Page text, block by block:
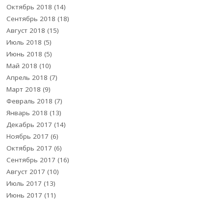
Октябрь 2018 (14)
Сентябрь 2018 (18)
Август 2018 (15)
Июль 2018 (5)
Июнь 2018 (5)
Май 2018 (10)
Апрель 2018 (7)
Март 2018 (9)
Февраль 2018 (7)
Январь 2018 (13)
Декабрь 2017 (14)
Ноябрь 2017 (6)
Октябрь 2017 (6)
Сентябрь 2017 (16)
Август 2017 (10)
Июль 2017 (13)
Июнь 2017 (11)